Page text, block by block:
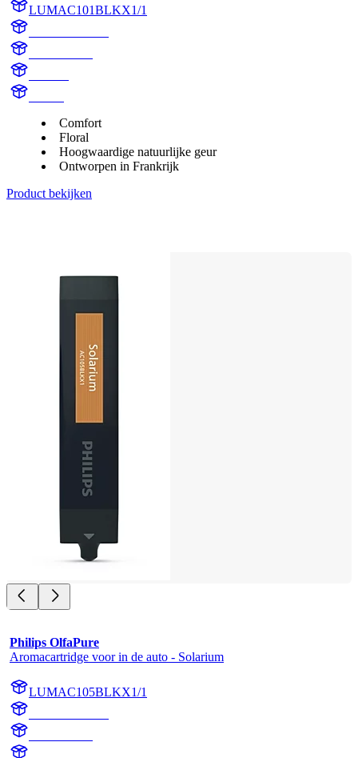
LUMAC101BLKX1/1
Comfort
Floral
Hoogwaardige natuurlijke geur
Ontworpen in Frankrijk
Product bekijken
Philips OlfaPure
Aromacartridge voor in de auto - Solarium
LUMAC105BLKX1/1